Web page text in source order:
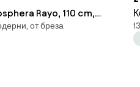
Rayo, 110 cm,
от бреза